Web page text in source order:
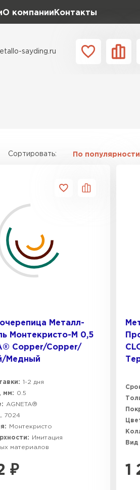
О компании Контакты
sayding.ru
Сортировать: По популярности
Металл-
Монтекристо-M 0,5
Copper/Copper/
Медный
1-2 дня
мм:
0.5
AGNETA®
7024
Монтекристо
Имитация
материалов
₽
Вид
1